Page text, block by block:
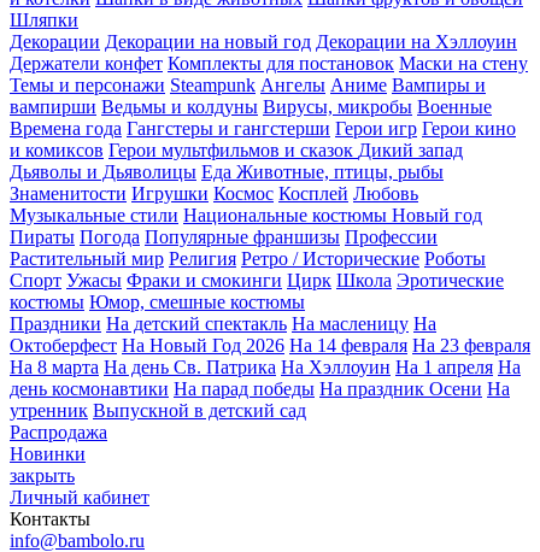
Шляпки
Декорации Декорации на новый год Декорации на Хэллоуин
Держатели конфет Комплекты для постановок Маски на стену
Темы и персонажи Steampunk Ангелы Аниме Вампиры и
вампирши Ведьмы и колдуны Вирусы, микробы Военные
Времена года Гангстеры и гангстерши Герои игр Герои кино
и комиксов Герои мультфильмов и сказок Дикий запад
Дьяволы и Дьяволицы Еда Животные, птицы, рыбы
Знаменитости Игрушки Космос Косплей Любовь
Музыкальные стили Национальные костюмы Новый год
Пираты Погода Популярные франшизы Профессии
Растительный мир Религия Ретро / Исторические Роботы
Спорт Ужасы Фраки и смокинги Цирк Школа Эротические
костюмы Юмор, смешные костюмы
Праздники На детский спектакль На масленицу На
Октоберфест На Новый Год 2026 На 14 февраля На 23 февраля
На 8 марта На день Св. Патрика На Хэллоуин На 1 апреля На
день космонавтики На парад победы На праздник Осени На
утренник Выпускной в детский сад
Распродажа
Новинки
закрыть
Личный кабинет
Контакты
info@bambolo.ru